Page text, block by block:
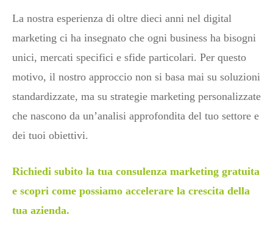
La nostra esperienza di oltre dieci anni nel digital
marketing ci ha insegnato che ogni business ha bisogni
unici, mercati specifici e sfide particolari. Per questo
motivo, il nostro approccio non si basa mai su soluzioni
standardizzate, ma su strategie marketing personalizzate
che nascono da un’analisi approfondita del tuo settore e
dei tuoi obiettivi.
Richiedi subito la tua consulenza marketing gratuita
e scopri come possiamo accelerare la crescita della
tua azienda.